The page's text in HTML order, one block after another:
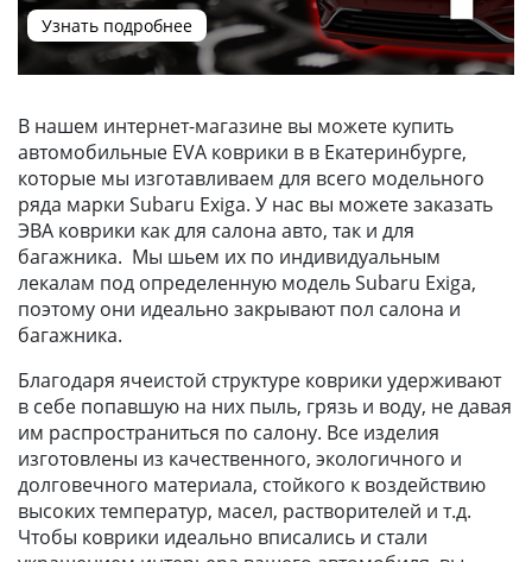
Узнать подробнее
В нашем интернет-магазине вы можете купить
автомобильные EVA коврики в в Екатеринбурге,
которые мы изготавливаем для всего модельного
ряда марки Subaru Exiga. У нас вы можете заказать
ЭВА коврики как для салона авто, так и для
багажника. Мы шьем их по индивидуальным
лекалам под определенную модель Subaru Exiga,
поэтому они идеально закрывают пол салона и
багажника.
Благодаря ячеистой структуре коврики удерживают
в себе попавшую на них пыль, грязь и воду, не давая
им распространиться по салону. Все изделия
изготовлены из качественного, экологичного и
долговечного материала, стойкого к воздействию
высоких температур, масел, растворителей и т.д.
Чтобы коврики идеально вписались и стали